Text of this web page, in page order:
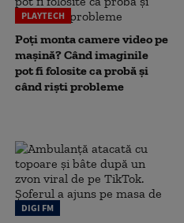
PLAYTECH
Poți monta camere video pe
mașină? Când imaginile
pot fi folosite ca probă și
când riști probleme
DIGI FM